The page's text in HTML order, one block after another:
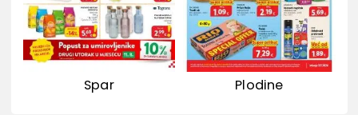
Spar Plodine